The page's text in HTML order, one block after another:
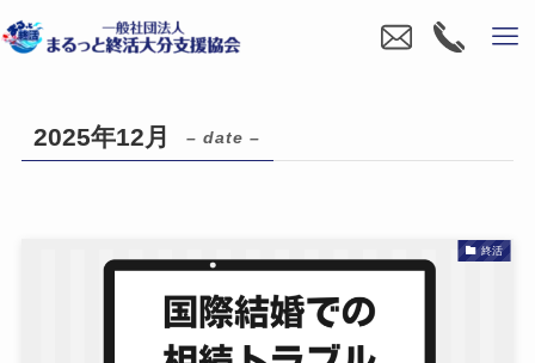
2025年12月 – date –
終活